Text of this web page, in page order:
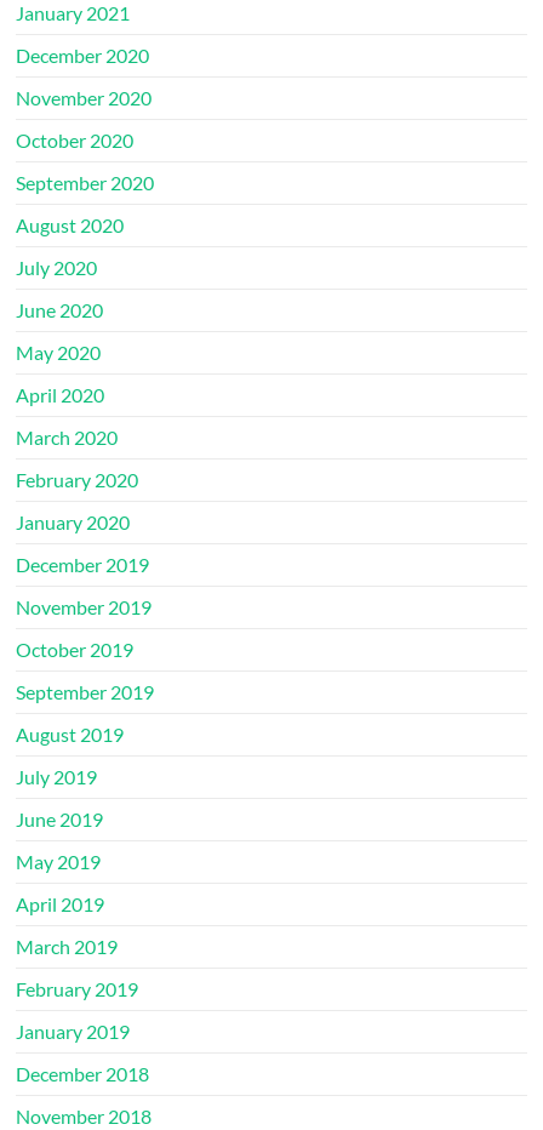
January 2021
December 2020
November 2020
October 2020
September 2020
August 2020
July 2020
June 2020
May 2020
April 2020
March 2020
February 2020
January 2020
December 2019
November 2019
October 2019
September 2019
August 2019
July 2019
June 2019
May 2019
April 2019
March 2019
February 2019
January 2019
December 2018
November 2018